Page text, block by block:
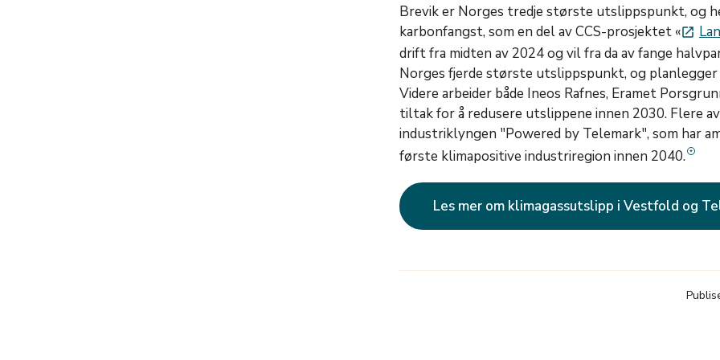
Brevik er Norges tredje største utslippspunkt, og
karbonfangst, som en del av CCS-prosjektet «launch
drift fra midten av 2024 og vil fra da av fange
Norges fjerde største utslippspunkt, og
Videre arbeider både Ineos Rafnes, Eramet
tiltak for å redusere utslippene innen 2030. Flere
industriklyngen "Powered by Telemark", som har
første klimapositive industriregion innen 2040.
Les mer om klimagassutslipp i Vestfold og